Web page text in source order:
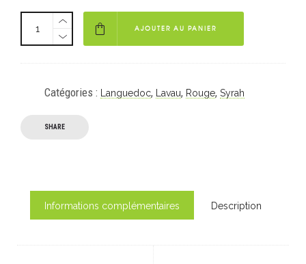
AJOUTER AU PANIER
Catégories : Languedoc, Lavau, Rouge, Syrah
SHARE
Informations complémentaires Description